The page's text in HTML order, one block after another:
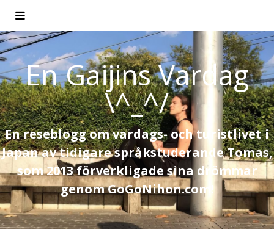
En Gaijins Vardag
\^_^/
En reseblogg om vardags- och turistlivet i
Japan av tidigare språkstuderande Tomas,
som 2013 förverkligade sina drömmar
genom GoGoNihon.com!